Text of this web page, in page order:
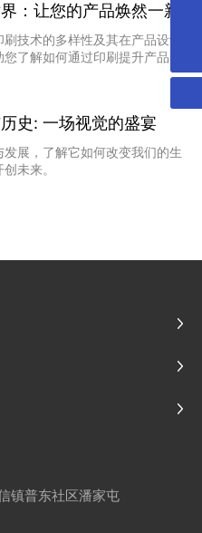
：让您的产品焕然一新
技术的多样性及其在产品设计
了解如何通过印刷提升产品的
史: 一场视觉的盛宴
展，了解它如何改变我们的生
未来。
13806429797
镇普东社区潘家屯